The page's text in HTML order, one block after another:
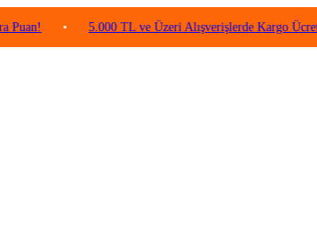
• 5.000 TL ve Üzeri Alışverişlerde Kargo Ücretsiz! •